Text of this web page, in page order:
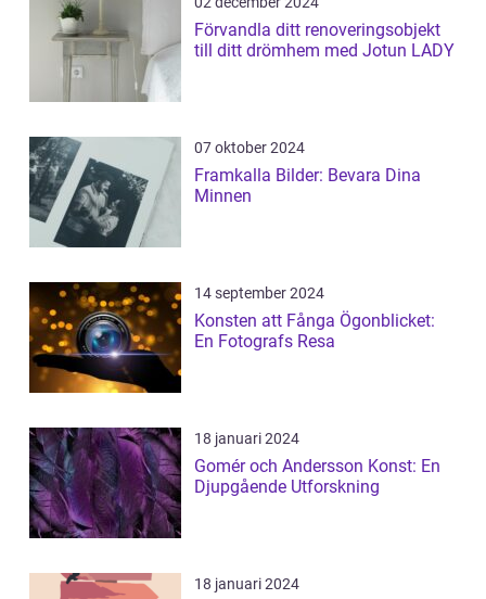
Förvandla ditt renoveringsobjekt
till ditt drömhem med Jotun LADY
07 oktober 2024
Framkalla Bilder: Bevara Dina
Minnen
14 september 2024
Konsten att Fånga Ögonblicket:
En Fotografs Resa
18 januari 2024
Gomér och Andersson Konst: En
Djupgående Utforskning
18 januari 2024